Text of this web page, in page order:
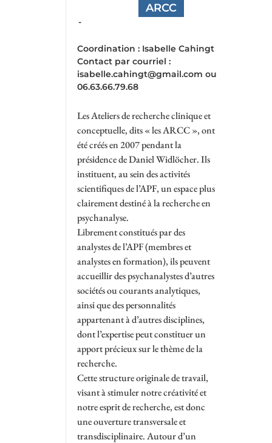
-
ARCC
Coordination : Isabelle Cahingt
Contact par courriel :
isabelle.cahingt@gmail.com ou
06.63.66.79.68
Les Ateliers de recherche clinique et
conceptuelle, dits « les ARCC », ont
été créés en 2007 pendant la
présidence de Daniel Widlöcher. Ils
instituent, au sein des activités
scientifiques de l’APF, un espace plus
clairement destiné à la recherche en
psychanalyse.
Librement constitués par des
analystes de l’APF (membres et
analystes en formation), ils peuvent
accueillir des psychanalystes d’autres
sociétés ou courants analytiques,
ainsi que des personnalités
appartenant à d’autres disciplines,
dont l’expertise peut constituer un
apport précieux sur le thème de la
recherche.
Cette structure originale de travail,
visant à stimuler notre créativité et
notre esprit de recherche, est donc
une ouverture transversale et
transdisciplinaire. Autour d’un